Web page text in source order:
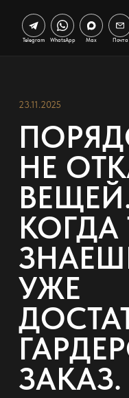
Telegram WhatsApp Max Почта
23.11.2025
НЕ
КОГДА
УЖЕ
ЗАКАЗ.